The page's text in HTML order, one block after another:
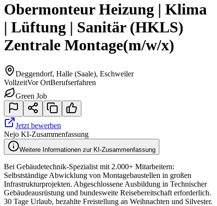
Obermonteur Heizung | Klima
| Lüftung | Sanitär (HKLS)
Zentrale Montage(m/w/x)
Deggendorf, Halle (Saale), Eschweiler
VollzeitVor OrtBerufserfahren
Green Job
Jetzt bewerben
Nejo KI-Zusammenfassung
Weitere Informationen zur KI-Zusammenfassung
Bei Gebäudetechnik-Spezialist mit 2.000+ Mitarbeitern:
Selbstständige Abwicklung von Montagebaustellen in großen
Infrastrukturprojekten. Abgeschlossene Ausbildung in Technischer
Gebäudeausrüstung und bundesweite Reisebereitschaft erforderlich.
30 Tage Urlaub, bezahlte Freistellung an Weihnachten und Silvester.